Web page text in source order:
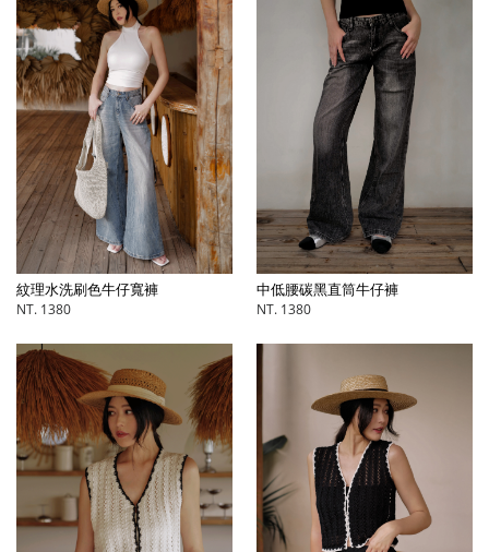
紋理水洗刷色牛仔寬褲
NT. 1380
中低腰碳黑直筒牛仔褲
NT. 1380